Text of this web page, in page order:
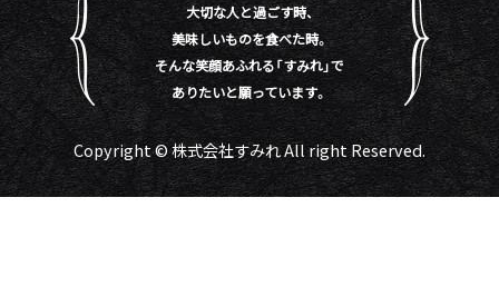
大切な人と過ごす時、
美味しいものを食べた時。
そんな笑顔あふれる「すみれ」で
ありたいと願っています。
Copyright © 株式会社すみれ All right Reserved.